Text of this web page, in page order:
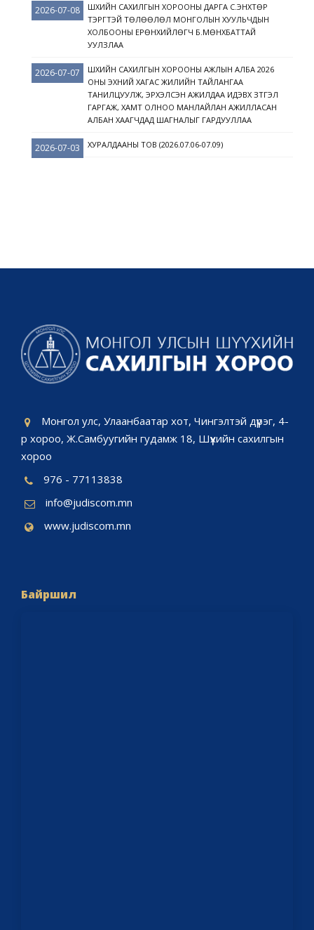
2026-07-08
ШҮҮХИЙН САХИЛГЫН ХОРООНЫ ДАРГА С.ЭНХТӨР
ТЭРГҮҮТЭЙ ТӨЛӨӨЛӨЛ МОНГОЛЫН ХУУЛЬЧДЫН
ХОЛБООНЫ ЕРӨНХИЙЛӨГЧ Б.МӨНХБАТТАЙ
УУЛЗЛАА
2026-07-07
ШҮҮХИЙН САХИЛГЫН ХОРООНЫ АЖЛЫН АЛБА 2026
ОНЫ ЭХНИЙ ХАГАС ЖИЛИЙН ТАЙЛАНГАА
ТАНИЛЦУУЛЖ, ЭРХЭЛСЭН АЖИЛДАА ИДЭВХ ЗҮТГЭЛ
ГАРГАЖ, ХАМТ ОЛНОО МАНЛАЙЛАН АЖИЛЛАСАН
АЛБАН ХААГЧДАД ШАГНАЛЫГ ГАРДУУЛЛАА
2026-07-03 ХУРАЛДААНЫ ТОВ (2026.07.06-07.09)
Монгол улс, Улаанбаатар хот, Чингэлтэй дүүрэг, 4-
р хороо, Ж.Самбуугийн гудамж 18, Шүүхийн сахилгын
хороо
976 - 77113838
info@judiscom.mn
www.judiscom.mn
Байршил